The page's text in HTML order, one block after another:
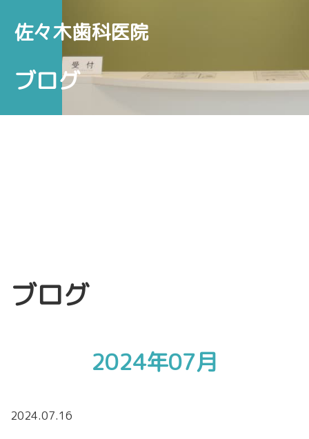
佐々木歯科医院
ブログ
ブログ
2024年07月
2024.07.16